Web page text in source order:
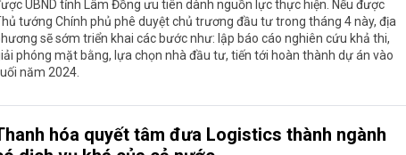
UBND tỉnh Lâm Đồng ưu tiên dành nguồn lực thực hiện. Nếu được
tướng Chính phủ phê duyệt chủ trương đầu tư trong tháng 4 này, địa
sẽ sớm triển khai các bước như: lập báo cáo nghiên cứu khả thi,
phóng mặt bằng, lựa chọn nhà đầu tư, tiến tới hoàn thành dự án vào
năm 2024.
hóa quyết tâm đưa Logistics thành ngành